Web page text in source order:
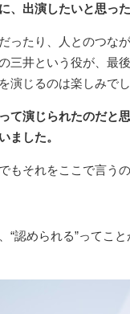
出演したいと思っ
ったり、人とのつな
三井という役が、最
演じるのは楽しみでし
演じられたのだと
ました。
もそれをここで言う
“認められる”ってこ